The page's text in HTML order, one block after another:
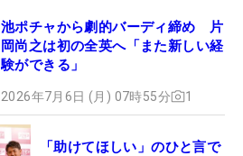
池ポチャから劇的バーディ締め 片
岡尚之は初の全英へ「また新しい経
験ができる」
2026年7月6日 (月) 07時55分 1
「助けてほしい」のひと言で